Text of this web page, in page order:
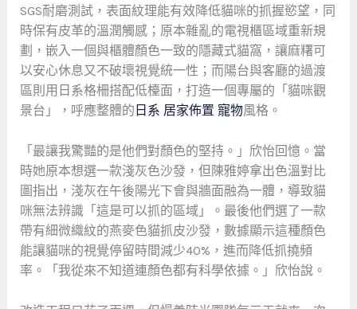
SGS耐磨測試，表面紋理能有效降低貓咪的抓握慾望，同
時保有皮革的溫潤觸感；原本雜亂的電視櫃區域重新規
劃，嵌入一個與櫃體顏色一致的隱藏式貓窩，讓麻糬可
以安心休息又不破壞視覺統一性；而陽台與客廳的過渡
區則用日系格柵搭配低檯面，打造一個專屬的「貓咪觀
景台」，呼應整體的 日系 居家佈置 寵物風格。
「最讓我驚豔的是他們對顏色的堅持。」欣怡回憶。當
時她原本想選一款淺灰色沙發，但陳雅婷拿出色溫對比
圖指出，淺灰在午後陽光下會與牆面融為一體，導致貓
咪無法辨識「這是可以抓的區域」。最後他們選了一款
帶有細微織紋的燕麥色貓抓皮沙發，數據顯示這種顏色
能讓貓咪的視覺停留時間減少40%，進而降低抓撓頻
率。「我從來不知道連顏色都有科學依據。」欣怡說。